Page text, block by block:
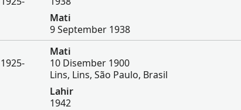
Mati
9 September 1938
Mati
10 Disember 1900
Lins, Lins, São Paulo, Brasil
Lahir
1942